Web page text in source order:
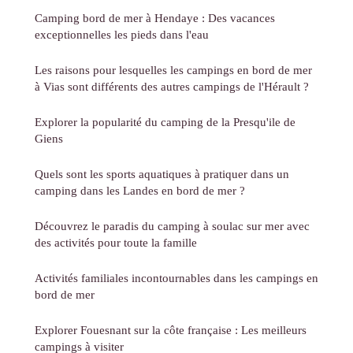
Camping bord de mer à Hendaye : Des vacances
exceptionnelles les pieds dans l'eau
Les raisons pour lesquelles les campings en bord de mer
à Vias sont différents des autres campings de l'Hérault ?
Explorer la popularité du camping de la Presqu'ile de
Giens
Quels sont les sports aquatiques à pratiquer dans un
camping dans les Landes en bord de mer ?
Découvrez le paradis du camping à soulac sur mer avec
des activités pour toute la famille
Activités familiales incontournables dans les campings en
bord de mer
Explorer Fouesnant sur la côte française : Les meilleurs
campings à visiter